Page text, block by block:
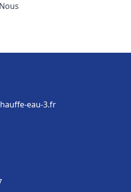
Nous
eau-3.fr